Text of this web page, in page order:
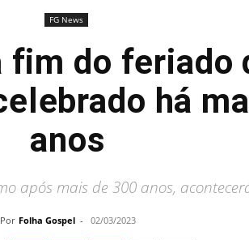
FG News
do feriado
há
anos
após mais de 300 anos,
Por Folha Gospel - 02/03/2023